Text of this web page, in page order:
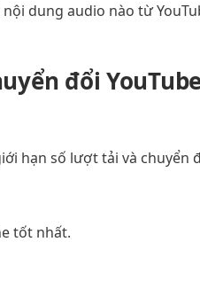
dung audio nào từ
đổi
hạn số lượt tải và chuyển
tốt nhất.